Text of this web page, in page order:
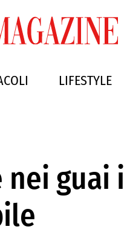
LIFESTYLE
guai i